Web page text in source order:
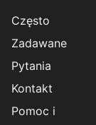
Często
Zadawane
Pytania
Kontakt
Pomoc i